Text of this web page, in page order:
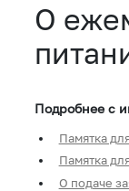
О
Подробнее с
Памятка
Памятка
О подаче